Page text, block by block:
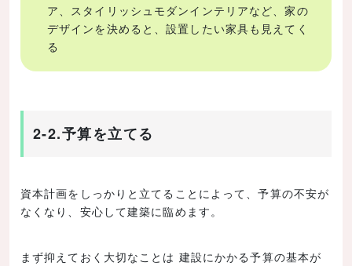
ア、スタイリッシュモダンインテリアなど、家の
デザインを決めると、設置したい家具も見えてく
る
2-2.予算を立てる
資本計画をしっかりと立てることによって、予算の不安が
なくなり、安心して建築に臨めます。
まず抑えておく大切なことは 建設にかかる予算の基本が